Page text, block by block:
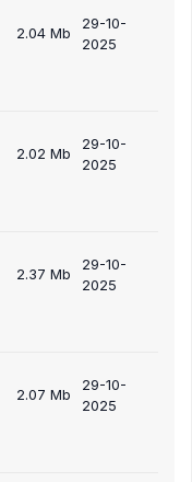
2.04 Mb
29-10-
2025
2.02 Mb
29-10-
2025
2.37 Mb
29-10-
2025
2.07 Mb
29-10-
2025